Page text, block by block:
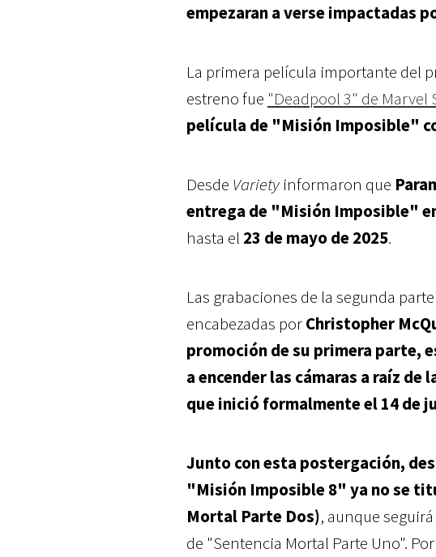
empezaran a verse impactadas
La primera película importante del
estreno fue "Deadpool 3" de Marvel
película de "Misión Imposible"
Desde Varietyinformaron que
entrega de "Misión Imposible"
hasta el 23 de mayo de 2025.
Las grabaciones de la segunda
encabezadas porChristopher
promoción de su primera parte,
a encender las cámaras a raíz de
que inició formalmente el 14 de
Junto con esta postergación,
"Misión Imposible 8" ya no se
Mortal Parte Dos), aunque
de "Sentencia Mortal Parte Uno".